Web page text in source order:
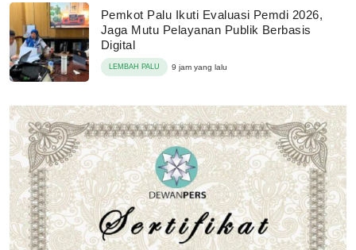
Pemkot Palu Ikuti Evaluasi Pemdi 2026,
Jaga Mutu Pelayanan Publik Berbasis
Digital
LEMBAH PALU 9 jam yang lalu